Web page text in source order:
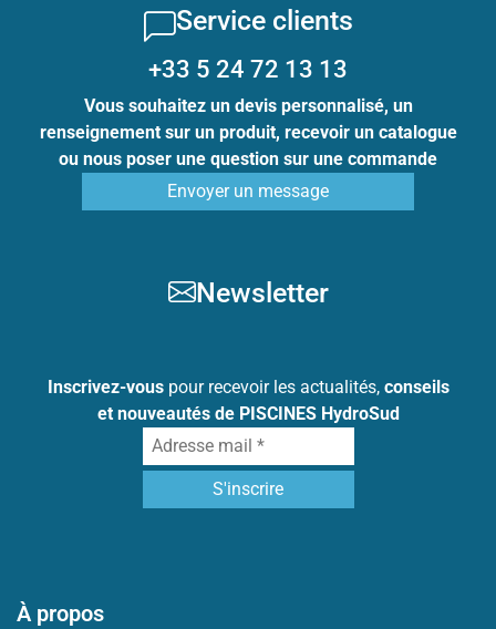
Service clients
+33 5 24 72 13 13
Vous souhaitez un devis personnalisé, un
renseignement sur un produit, recevoir un catalogue
ou nous poser une question sur une commande
Envoyer un message
Newsletter
Inscrivez-vouspour recevoir les actualités, conseils
et nouveautés de PISCINES HydroSud
À propos